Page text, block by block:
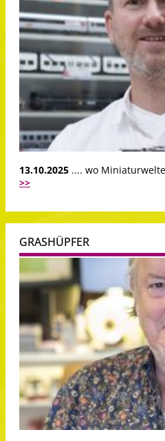
13.10.2025 .... wo
>>
GRASHÜPFER